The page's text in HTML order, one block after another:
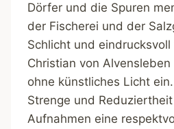
Dörfer und die Spuren
der Fischerei und der
Schlicht und
Christian von
ohne künstliches Licht
Strenge und
Aufnahmen eine